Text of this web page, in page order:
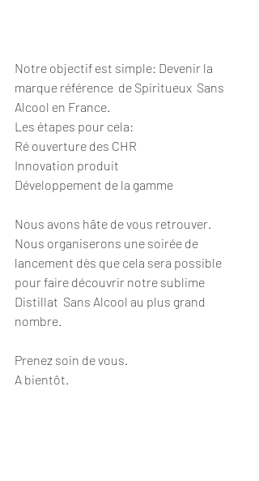
Notre objectif est simple: Devenir la
marque référence  de Spiritueux  Sans
Alcool en France.
Les étapes pour cela:
Ré ouverture des CHR
Innovation produit
Développement de la gamme
Nous avons hâte de vous retrouver.
Nous organiserons une soirée de
lancement dès que cela sera possible
pour faire découvrir notre sublime
Distillat  Sans Alcool au plus grand
nombre.
Prenez soin de vous.
A bientôt.